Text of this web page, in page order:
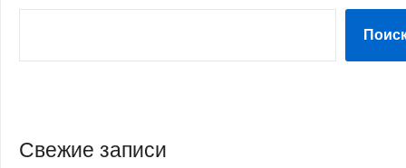
Свежие записи